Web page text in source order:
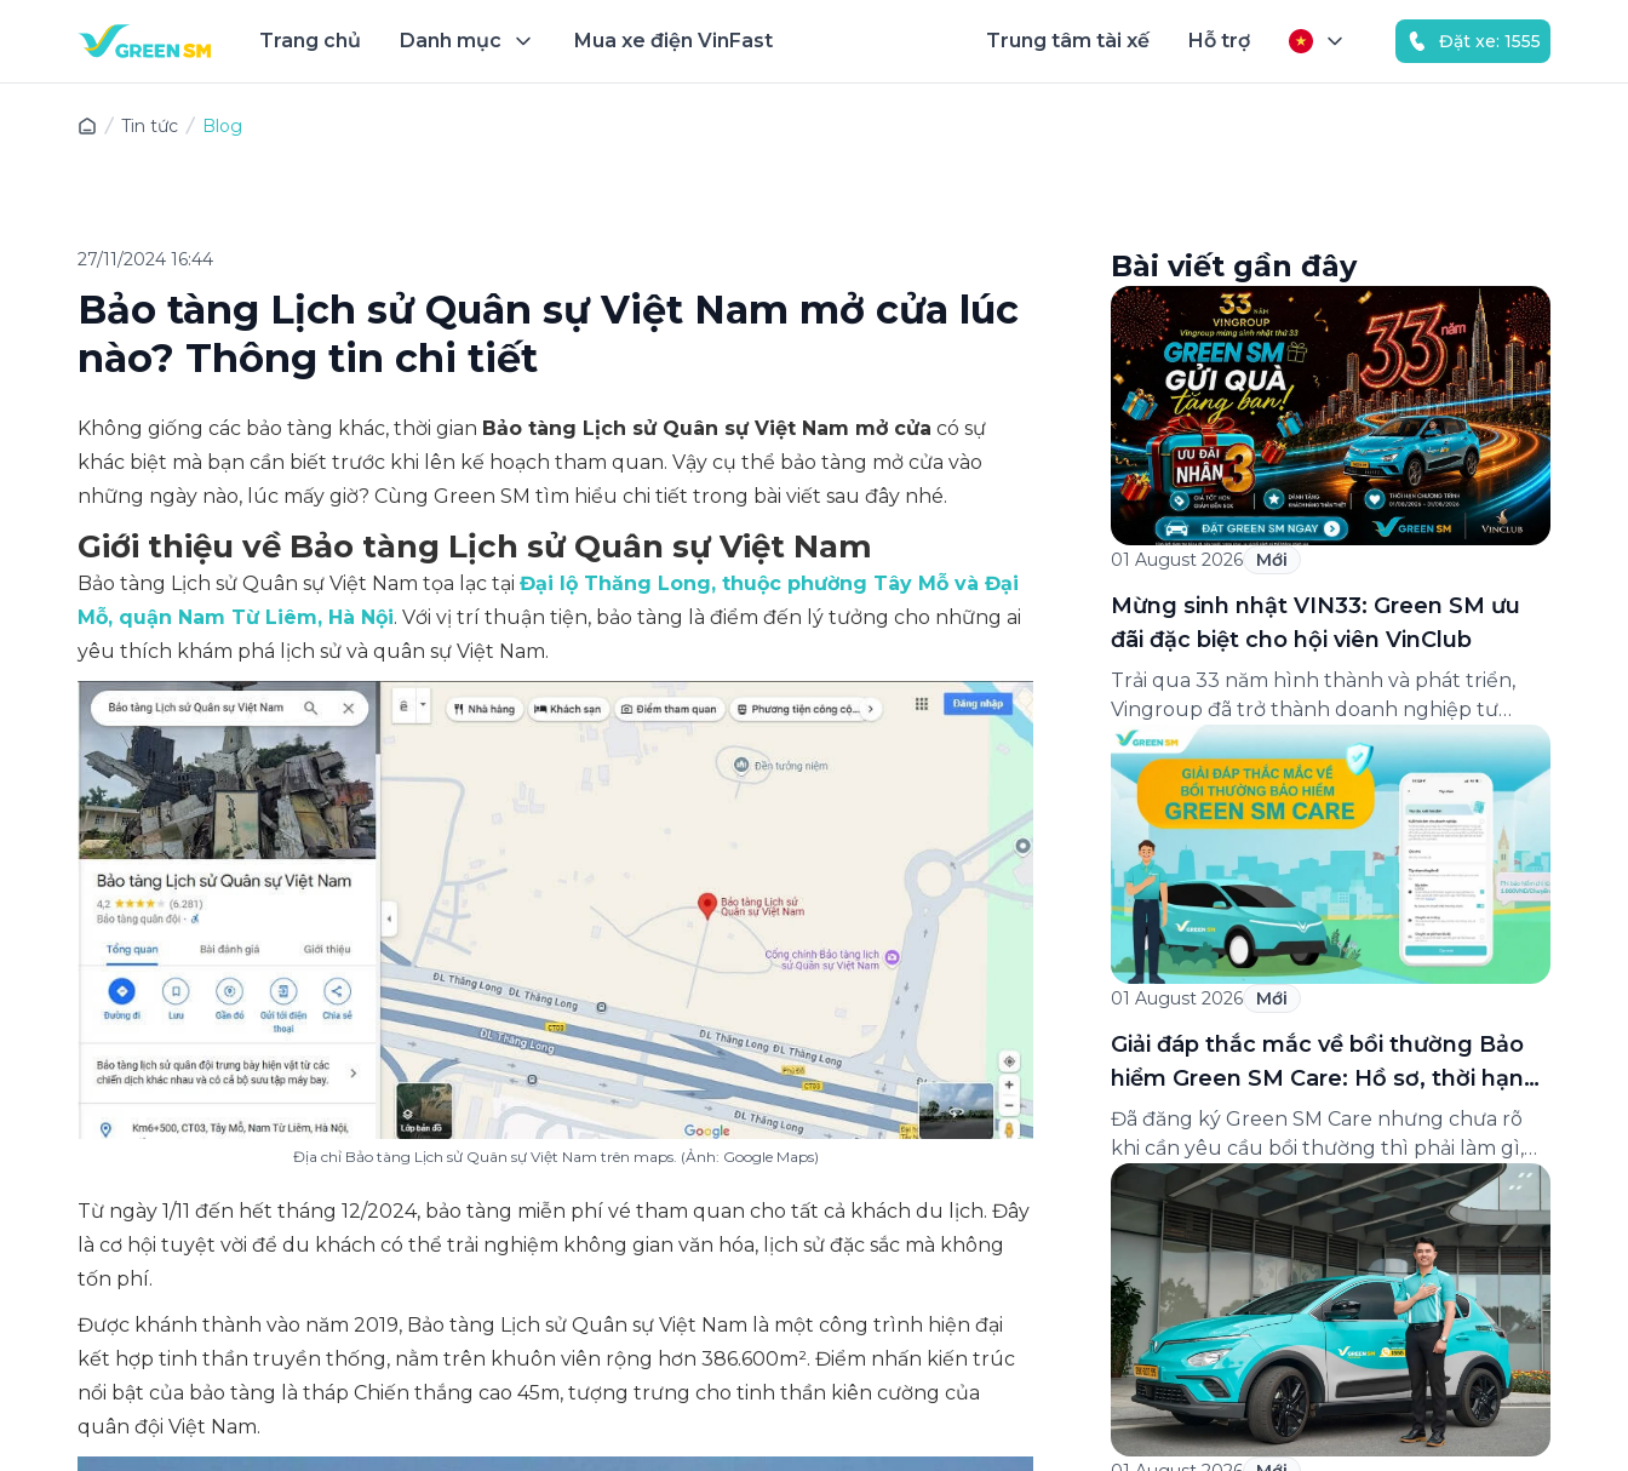
Trang chủ Danh mục Mua xe điện VinFast Trung tâm tài xế Hỗ trợ Đặt xe: 1555
Tin tức Blog
27/11/2024 16:44
Bảo tàng Lịch sử Quân sự Việt Nam mở cửa lúc
nào? Thông tin chi tiết
Không giống các bảo tàng khác, thời gian Bảo tàng Lịch sử Quân sự Việt Nam mở cửa có sự
khác biệt mà bạn cần biết trước khi lên kế hoạch tham quan. Vậy cụ thể bảo tàng mở cửa vào
những ngày nào, lúc mấy giờ? Cùng Green SM tìm hiểu chi tiết trong bài viết sau đây nhé.
Giới thiệu về Bảo tàng Lịch sử Quân sự Việt Nam
Bảo tàng Lịch sử Quân sự Việt Nam tọa lạc tại Đại lộ Thăng Long, thuộc phường Tây Mỗ và Đại
Mỗ, quận Nam Từ Liêm, Hà Nội. Với vị trí thuận tiện, bảo tàng là điểm đến lý tưởng cho những ai
yêu thích khám phá lịch sử và quân sự Việt Nam.
Địa chỉ Bảo tàng Lịch sử Quân sự Việt Nam trên maps. (Ảnh: Google Maps)
Từ ngày 1/11 đến hết tháng 12/2024, bảo tàng miễn phí vé tham quan cho tất cả khách du lịch. Đây
là cơ hội tuyệt vời để du khách có thể trải nghiệm không gian văn hóa, lịch sử đặc sắc mà không
tốn phí.
Được khánh thành vào năm 2019, Bảo tàng Lịch sử Quân sự Việt Nam là một công trình hiện đại
kết hợp tinh thần truyền thống, nằm trên khuôn viên rộng hơn 386.600m². Điểm nhấn kiến trúc
nổi bật của bảo tàng là tháp Chiến thắng cao 45m, tượng trưng cho tinh thần kiên cường của
quân đội Việt Nam.
Bài viết gần đây
01 August 2026 Mới
Mừng sinh nhật VIN33: Green SM ưu
đãi đặc biệt cho hội viên VinClub
Trải qua 33 năm hình thành và phát triển,
Vingroup đã trở thành doanh nghiệp tư
nhân đa ngành lớn nhất Việt Nam, lọt Top 30
doanh nghiệp lớn nhất Đông Nam Á theo
bảng xếp hạng của Tạp chí Fortune (Mỹ).
Nhân kỷ niệm 33 năm thành lập (8/8/1993
đến 8/8/2026), Green SM trân […]
01 August 2026 Mới
Giải đáp thắc mắc về bồi thường Bảo
hiểm Green SM Care: Hồ sơ, thời hạn
và cách liên hệ hỗ trợ
Đã đăng ký Green SM Care nhưng chưa rõ
khi cần yêu cầu bồi thường thì phải làm gì,
hồ sơ ra sao, hay giấy chứng nhận bảo hiểm
tìm ở đâu? Bài viết này tổng hợp đầy đủ các
câu hỏi thường gặp nhất về quy trình bồi
thường và hỗ trợ của Green […]